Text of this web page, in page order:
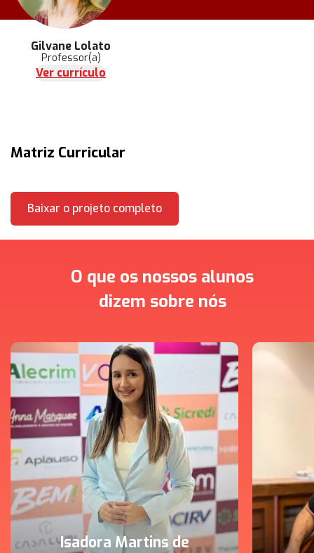
Gilvane Lolato
Professor(a)
Ver currículo
Matriz Curricular
Baixar o projeto completo
O que os nossos alunos
dizem sobre nós
Isadora Martins de